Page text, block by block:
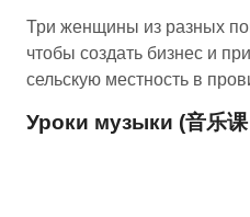
Три женщины из разных
чтобы создать бизнес и
сельскую местность в
Уроки музыки (音乐